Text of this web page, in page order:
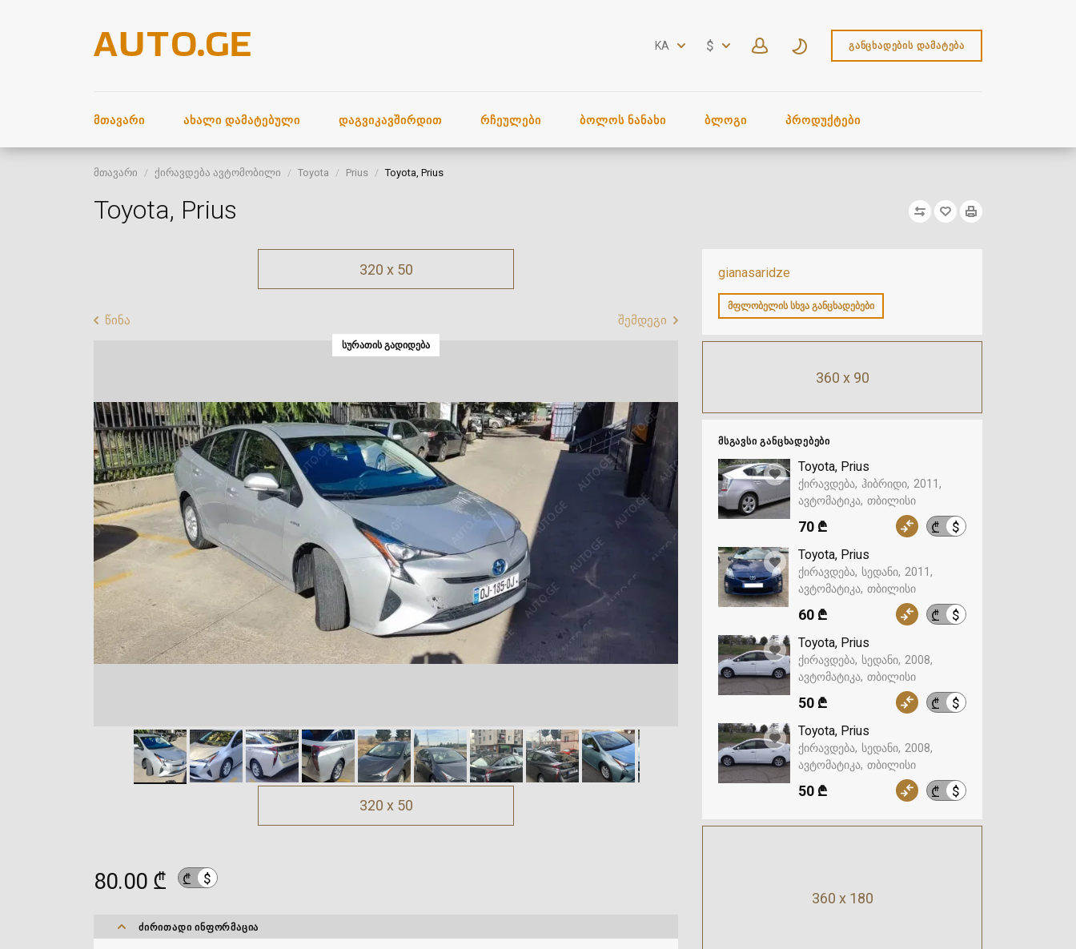
KA $ ᲒᲐᲜᲪᲮᲐᲓᲔᲑᲘᲡ ᲓᲐᲛᲐᲢᲔᲑᲐ
ᲛᲗᲐᲕᲐᲠᲘ ᲐᲮᲐᲚᲘ ᲓᲐᲛᲐᲢᲔᲑᲣᲚᲘ ᲓᲐᲒᲕᲘᲙᲐᲕᲨᲘᲠᲓᲘᲗ ᲠᲩᲔᲣᲚᲔᲑᲘ ᲑᲝᲚᲝᲡ ᲜᲐᲜᲐᲮᲘ ᲑᲚᲝᲒᲘ ᲞᲠᲝᲓᲣᲥᲢᲔᲑᲘ
მთავარი ქირავდება ავტომობილი Toyota Prius Toyota, Prius
Toyota, Prius
gianasaridze
ᲛᲤᲚᲝᲑᲔᲚᲘᲡ ᲡᲮᲕᲐ ᲒᲐᲜᲪᲮᲐᲓᲔᲑᲔᲑᲘ
360 x 90
ᲛᲡᲒᲐᲕᲡᲘ ᲒᲐᲜᲪᲮᲐᲓᲔᲑᲔᲑᲘ
Toyota, Prius
ქირავდება ჰიბრიდი 2011
ავტომატიკა თბილისი
₾ $
70 ₾
Toyota, Prius
ქირავდება სედანი 2011
ავტომატიკა თბილისი
₾ $
60 ₾
Toyota, Prius
ქირავდება სედანი 2008
ავტომატიკა თბილისი
₾ $
50 ₾
Toyota, Prius
ქირავდება სედანი 2008
ავტომატიკა თბილისი
₾ $
50 ₾
360 x 180
320 x 50
წინა შემდეგი
ᲡᲣᲠᲐᲗᲘᲡ ᲒᲐᲓᲘᲓᲔᲑᲐ
320 x 50
80.00 ₾ ₾ $
ᲫᲘᲠᲘᲗᲐᲓᲘ ᲘᲜᲤᲝᲠᲛᲐᲪᲘᲐ